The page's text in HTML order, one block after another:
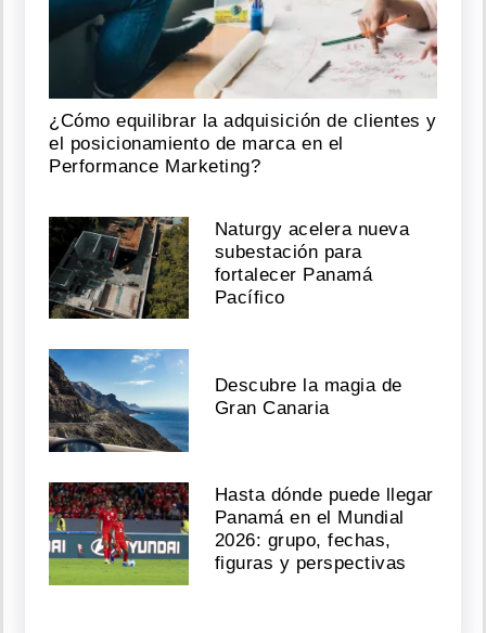
¿Cómo equilibrar la adquisición de clientes y
el posicionamiento de marca en el
Performance Marketing?
Naturgy acelera nueva
subestación para
fortalecer Panamá
Pacífico
Descubre la magia de
Gran Canaria
Hasta dónde puede llegar
Panamá en el Mundial
2026: grupo, fechas,
figuras y perspectivas